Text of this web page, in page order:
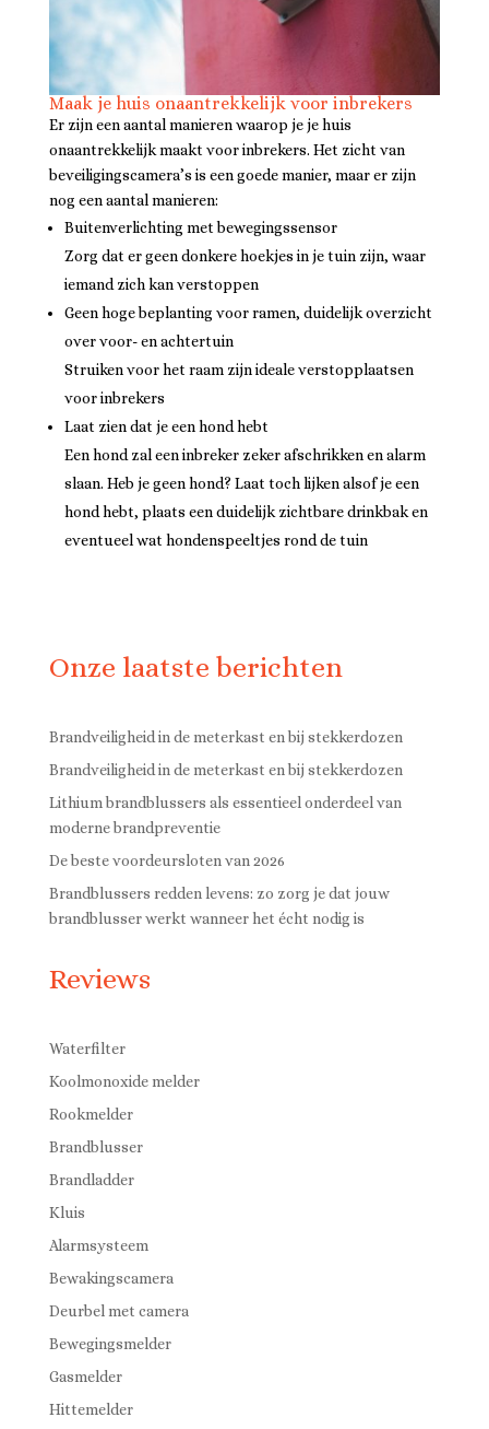
Maak je huis onaantrekkelijk voor inbrekers
Er zijn een aantal manieren waarop je je huis
onaantrekkelijk maakt voor inbrekers. Het zicht van
beveiligingscamera’s is een goede manier, maar er zijn
nog een aantal manieren:
Buitenverlichting met bewegingssensor
Zorg dat er geen donkere hoekjes in je tuin zijn, waar
iemand zich kan verstoppen
Geen hoge beplanting voor ramen, duidelijk overzicht
over voor- en achtertuin
Struiken voor het raam zijn ideale verstopplaatsen
voor inbrekers
Laat zien dat je een hond hebt
Een hond zal een inbreker zeker afschrikken en alarm
slaan. Heb je geen hond? Laat toch lijken alsof je een
hond hebt, plaats een duidelijk zichtbare drinkbak en
eventueel wat hondenspeeltjes rond de tuin
Onze laatste berichten
Brandveiligheid in de meterkast en bij stekkerdozen
Brandveiligheid in de meterkast en bij stekkerdozen
Lithium brandblussers als essentieel onderdeel van
moderne brandpreventie
De beste voordeursloten van 2026
Brandblussers redden levens: zo zorg je dat jouw
brandblusser werkt wanneer het écht nodig is
Reviews
Waterfilter
Koolmonoxide melder
Rookmelder
Brandblusser
Brandladder
Kluis
Alarmsysteem
Bewakingscamera
Deurbel met camera
Bewegingsmelder
Gasmelder
Hittemelder